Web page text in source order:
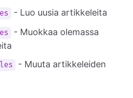
- Luo uusia artikkeleita
- Muokkaa olemassa
- Muuta artikkeleiden